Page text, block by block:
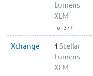
Lumens
XLM
от 377
Xchange 1 Stellar
Lumens
XLM